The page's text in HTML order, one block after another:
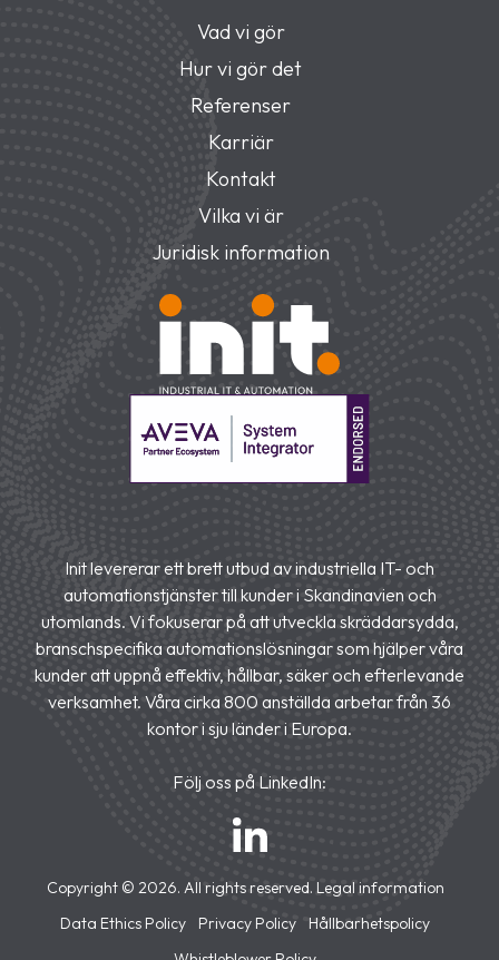
Vad vi gör
Hur vi gör det
Referenser
Karriär
Kontakt
Vilka vi är
Juridisk information
Init levererar ett brett utbud av industriella IT- och
automationstjänster till kunder i Skandinavien och
utomlands. Vi fokuserar på att utveckla skräddarsydda,
branschspecifika automationslösningar som hjälper våra
kunder att uppnå effektiv, hållbar, säker och efterlevande
verksamhet. Våra cirka 800 anställda arbetar från 36
kontor i sju länder i Europa.
Följ oss på LinkedIn:
Copyright © 2026. All rights reserved. Legal information
Data Ethics Policy
Privacy Policy
Hållbarhetspolicy